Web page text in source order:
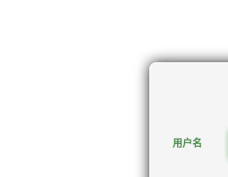
用户名